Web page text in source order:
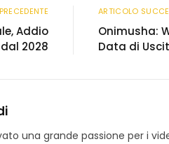
Addio
2028
ARTICOLO
Onimusha:
Data di
una grande passione per i